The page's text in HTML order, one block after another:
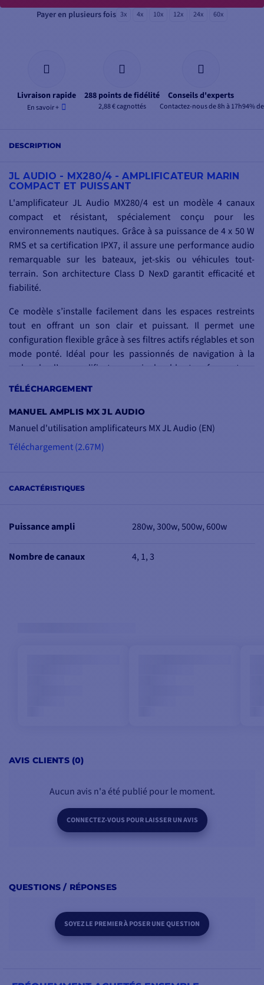
Payer en plusieurs fois 3x 4x 10x 12x 24x 60x
Livraison rapide
En savoir +
288 points de fidélité
2,88 € cagnottés
Conseils d'experts
Contactez-nous de 8h à 17h94%
CARACTÉRISTIQUES
Puissance ampli 280w, 300w, 500w, 600w
Nombre de canaux 4, 1, 3
DESCRIPTION
JL AUDIO - MX280/4 - AMPLIFICATEUR MARIN
COMPACT ET PUISSANT
L'amplificateur JL Audio MX280/4 est un modèle 4 canaux
compact et résistant, spécialement conçu pour les
environnements nautiques. Grâce à sa puissance de 4 x 50 W
RMS et sa certification IPX7, il assure une performance audio
remarquable sur les bateaux, jet-skis ou véhicules tout-
terrain. Son architecture Class D NexD garantit efficacité et
fiabilité.
Ce modèle s’installe facilement dans les espaces restreints
tout en offrant un son clair et puissant. Il permet une
configuration flexible grâce à ses filtres actifs réglables et son
mode ponté. Idéal pour les passionnés de navigation à la
recherche d’un amplificateur marin durable et performant.
UNE CONCEPTION
ADAPTÉE À LA MER
résistante à la corrosion.
Boîtier compact en
UNE PUISSANCE
amplificateur délivre un
tout en limitant la
consommation
sous 4 ohms
TÉLÉCHARGEMENT
MANUEL AMPLIS MX JL AUDIO
Manuel d'utilisation amplificateurs MX JL Audio (EN)
Téléchargement (2.67M)
AVIS CLIENTS (0)
Aucun avis n'a été publié pour le moment.
CONNECTEZ-VOUS POUR LAISSER UN AVIS
QUESTIONS / RÉPONSES
SOYEZ LE PREMIER À POSER UNE QUESTION